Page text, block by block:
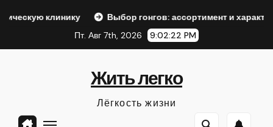
Выбор гонгов: ассортимент и характеристики
Пт. Авг 7th, 2026
9:02:23 PM
Жить легко
Лёгкость жизни